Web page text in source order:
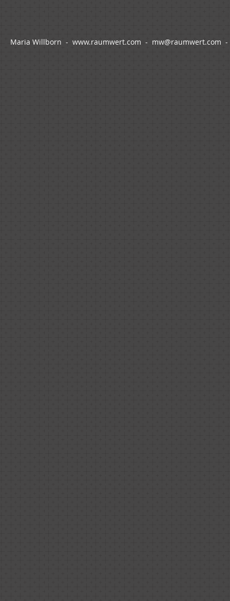
Maria Willborn - www.raumwert.com - mw@raumwert.com -